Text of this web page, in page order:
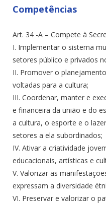
Competências
Art. 34 -A – Compete à
I. Implementar o sistema
setores público e privados
II. Promover o
voltadas para a cultura;
III. Coordenar, manter e
e financeira da união e do
a cultura, o esporte e o
setores a ela subordinados;
IV. Ativar a criatividade
educacionais, artísticas e
V. Valorizar as
expressam a diversidade
VI. Preservar e valorizar o